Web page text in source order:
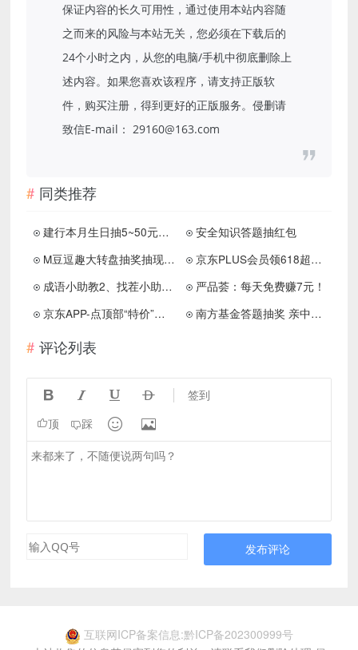
保证内容的长久可用性，通过使用本站内容随
之而来的风险与本站无关，您必须在下载后的
24个小时之内，从您的电脑/手机中彻底删除上
述内容。如果您喜欢该程序，请支持正版软
件，购买注册，得到更好的正版服务。侵删请
致信E-mail： 29160@163.com
同类推荐
建行本月生日抽5~50元京东E卡
安全知识答题抽红包
M豆逗趣大转盘抽奖抽现金红包亲测0.3元
京东PLUS会员领618超级补贴券
成语小助教2、找茬小助手3，简单赚0.6
严品荟：每天免费赚7元！
京东APP-点顶部“特价”领3.9-3亓券
南方基金答题抽奖 亲中0.88元
评论列表
    签到
顶 踩  
发布评论
互联网ICP备案信息:黔ICP备202300999号